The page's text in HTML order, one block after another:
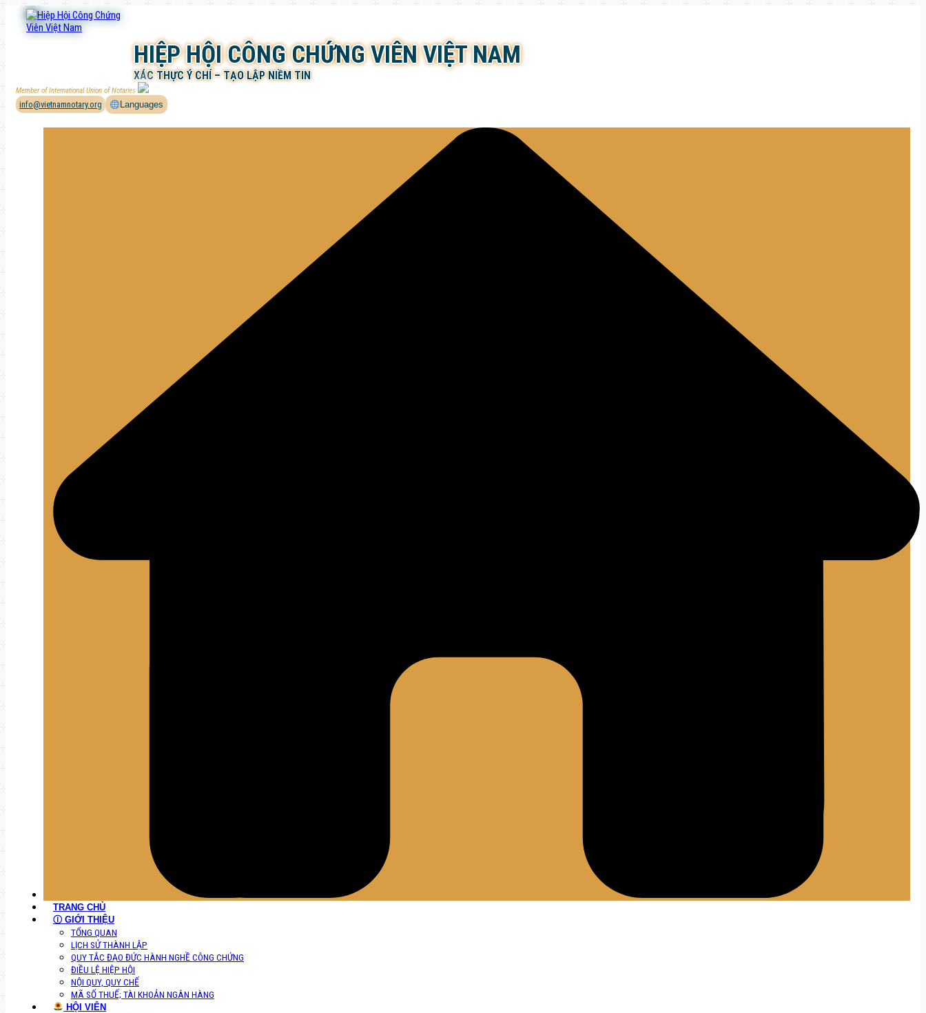
Chuyển
HIỆP HỘI CÔNG CHỨNG VIÊN VIỆT NAM
XÁC THỰC Ý CHÍ – TẠO LẬP NIỀM TIN
Member of International Union of Notaries
info@vietnamnotary.org Languages
TRANG CHỦ
Ⓘ GIỚI THIỆU
TỔNG QUAN
LỊCH SỬ THÀNH LẬP
QUY TẮC ĐẠO ĐỨC HÀNH NGHỀ CÔNG CHỨNG
ĐIỀU LỆ HIỆP HỘI
NỘI QUY, QUY CHẾ
MÃ SỐ THUẾ; TÀI KHOẢN NGÂN HÀNG
HỘI VIÊN